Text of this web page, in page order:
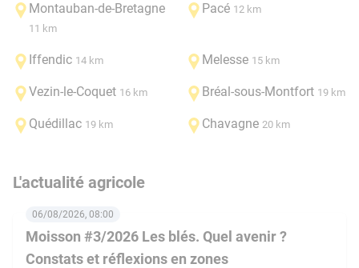
Montauban-de-Bretagne
11 km
Pacé 12 km
Iffendic 14 km Melesse 15 km
Vezin-le-Coquet 16 km Bréal-sous-Montfort 19 km
Quédillac 19 km Chavagne 20 km
L'actualité agricole
Moisson #3/2026 Les blés. Quel avenir ?
Constats et réflexions en zones
06/08/2026, 08:00